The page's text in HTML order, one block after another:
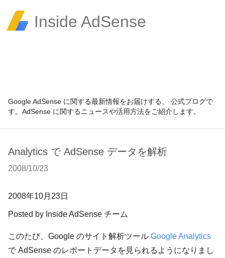
Inside AdSense
Google AdSense に関する最新情報をお届けする、 公式ブログで
す。AdSense に関するニュースや活用方法をご紹介します。
Analytics で AdSense データを解析
2008/10/23
2008年10月23日
Posted by Inside AdSense チーム
このたび、Google のサイト解析ツール Google Analytics
で AdSense のレポートデータを見られるようになりまし